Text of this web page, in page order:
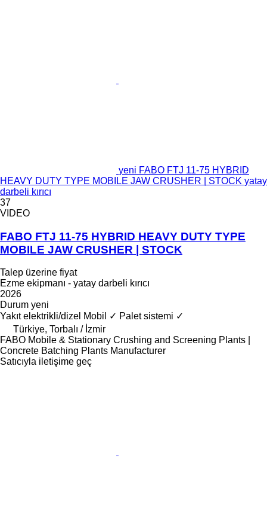
yeni FABO FTJ 11-75 HYBRID
HEAVY DUTY TYPE MOBILE JAW CRUSHER | STOCK yatay
darbeli kırıcı
37
VIDEO
FABO FTJ 11-75 HYBRID HEAVY DUTY TYPE
MOBILE JAW CRUSHER | STOCK
Talep üzerine fiyat
Ezme ekipmanı - yatay darbeli kırıcı
2026
Durum yeni
Yakıt elektrikli/dizel Mobil ✓ Palet sistemi ✓
Türkiye, Torbalı / İzmir
FABO Mobile & Stationary Crushing and Screening Plants |
Concrete Batching Plants Manufacturer
Satıcıyla iletişime geç